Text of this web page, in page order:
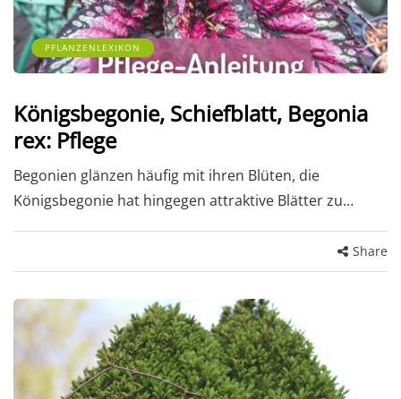
PFLANZENLEXIKON
Königsbegonie, Schiefblatt, Begonia
rex: Pflege
Begonien glänzen häufig mit ihren Blüten, die
Königsbegonie hat hingegen attraktive Blätter zu…
Share